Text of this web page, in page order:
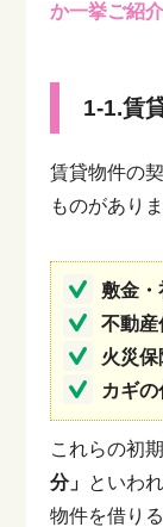
か一挙ご紹介
1-1.賃
賃貸物件の
ものがありま
敷金・
不動産
火災保
カギ
これらの初
分」 といわ
物件を借りる